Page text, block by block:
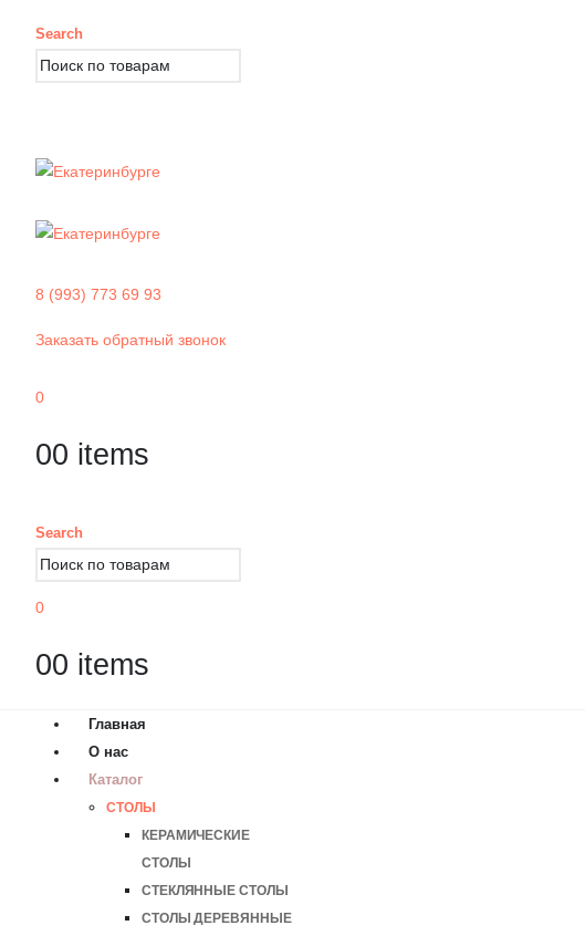
Search
8 (993) 773 69 93
Заказать обратный звонок
0
00 items
Search
0
00 items
Главная
О нас
Каталог
СТОЛЫ
КЕРАМИЧЕСКИЕ
СТОЛЫ
СТЕКЛЯННЫЕ СТОЛЫ
СТОЛЫ ДЕРЕВЯННЫЕ